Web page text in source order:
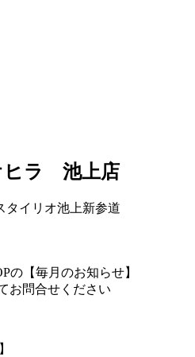
ヒラ 池上店
イリオ池上新参道
の【毎月のお知らせ】
お問合せください